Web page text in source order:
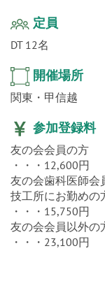
定員
DT 12名
開催場所
関東・甲信越
参加登録料
友の会会員の方
・・・12,600円
友の会歯科医師会
技工所にお勤めの
・・・15,750円
友の会会員以外の
・・・23,100円